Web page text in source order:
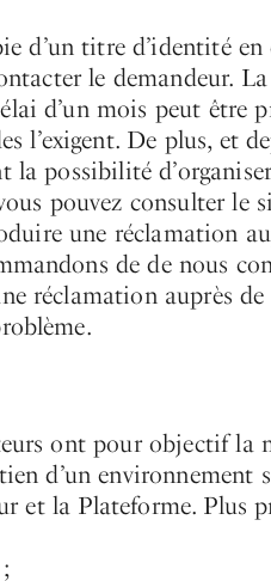
d’un titre d’identité
le demandeur. La
d’un mois peut être
l’exigent. De plus, et
possibilité
pouvez consulter
une réclamation
de de nous
réclamation auprès
ont pour objectif la
d’un environnement
et la Plateforme. Plus